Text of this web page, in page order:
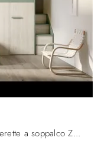
Arreda stanzette moderne con le Camerette a soppalco Zg Mobili! Il modello Room 172 in melaminico è per ragazzi.